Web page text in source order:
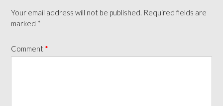
Your email address will not be published. Required fields are
marked *
Comment *